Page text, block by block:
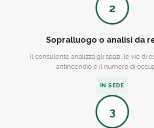
2
Sopralluogo o analisi da
Il consulente analizza gli spazi, le vie di
antincendio e il numero di
IN SEDE
3